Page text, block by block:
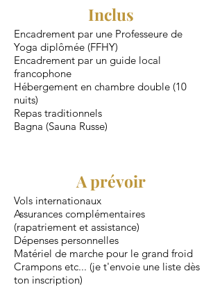
Inclus
Encadrement par une Professeure de
Yoga diplômée (FFHY)
Encadrement par un guide local
francophone
Hébergement en chambre double (10
nuits)
Repas traditionnels
Bagna (Sauna Russe)
A prévoir
Vols internationaux
Assurances complémentaires
(rapatriement et assistance)
Dépenses personnelles
Matériel de marche pour le grand froid
Crampons etc... (je t'envoie une liste dès
ton inscription)